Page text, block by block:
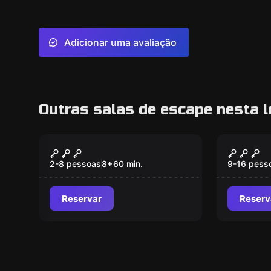
Adicionar uma avaliação
Outras salas de escape nesta
Xtreme Mix (Pixel +
Laser)
2-8 pessoas8+60 min.
Reservar
(Pixel
9 a 16
9-16